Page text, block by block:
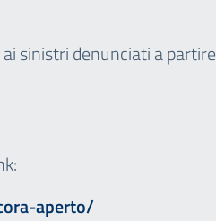
sinistri denunciati a partire
aperto/